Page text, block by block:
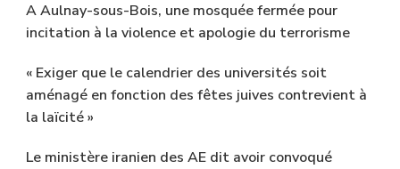
A Aulnay-sous-Bois, une mosquée fermée pour
incitation à la violence et apologie du terrorisme
« Exiger que le calendrier des universités soit
aménagé en fonction des fêtes juives contrevient à
la laïcité »
Le ministère iranien des AE dit avoir convoqué